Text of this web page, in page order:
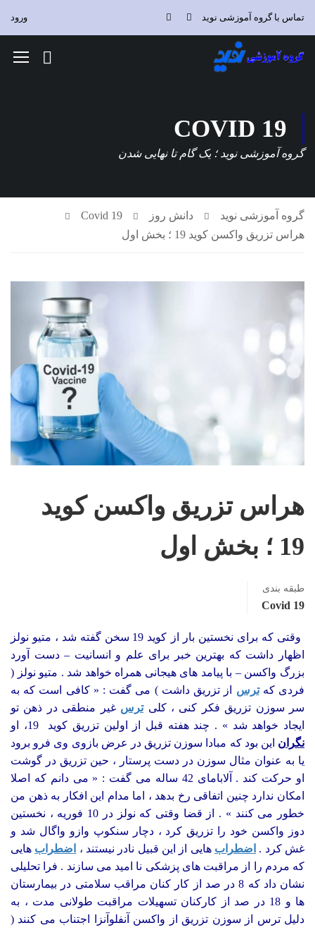
تماس با گروه آموزشی نوید ورود
COVID 19
گروه آموزشی نوید ؛ یک گام تا نهایی شدن
گروه آموزشی نوید دانش روز
Covid 19
هراس تزریق واکسن کوید 19 ؛ بخش اول
هراس تزریق واکسن کوید
19 ؛ بخش اول
طبقه بندی
Covid 19
وقتی که برای نخستین بار از کوید 19 سخن گفته شد ، متیو نولز
اظهار داشت که بهترین خبر برای علم و انسانیت – دست آورد
بزرگ واکسن – با پیامد های هیجانی همراه خواهد شد . متیو نولز (
فردی کهترس از تزریق داشت ) می گفت : « کافی است که به
سر سوزن تزریق فکر کنی ، کلیترس غیر منطقی در ذهن تو
ایجاد خواهد شد » . چند هفته قبل از اولین تزریق کوید 19، او
نگران این بود که مبادا سوزن تزریق در عرض بازوی وی فرو برود
یا به عنوان مثال سوزن در دست پرستار ، حین تزریق در گوشت
او حرکت کند . آلابامای 42 ساله می گفت : « می دانم که اصلا
امکان ندارد چنین اتفاقی رخ بدهد ، اما مدام این افکار به ذهن من
خطور می کنند » . از قضا وقتی که نولز در 10 فوریه ، نخستین
دوز واکسن خود را تزریق کرد ، دچار سنکوپ وازو واگال شد و
غش کرد . اضطراب هایی از این قبیل نادر نیستند ، اضطراب هایی
که مردم را از مراقبت های پزشکی نا امید می سازند . فرا تحلیلی
نشان داد که 8 در صد از کار کنان مراقب سلامتی در بیمارستان
ها و 18 در صد از کارکنان تسهیلات مراقبت طولانی مدت ، به
دلیل ترس از سوزن تزریق از واکسن آنفلوآنزا اجتناب می­ کنند (